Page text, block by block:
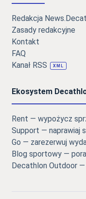
Redakcja
Zasady redakcyjne
Kontakt
FAQ
Kanał RSS
XML
Ekosystem
Rent — wypożycz
Support — naprawiaj
Go — zarezerwuj
Blog sportowy —
Decathlon Outdoor